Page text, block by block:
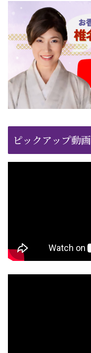
ピックアップ動画